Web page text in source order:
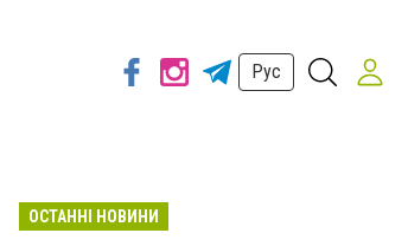
Рус
ОСТАННІ НОВИНИ